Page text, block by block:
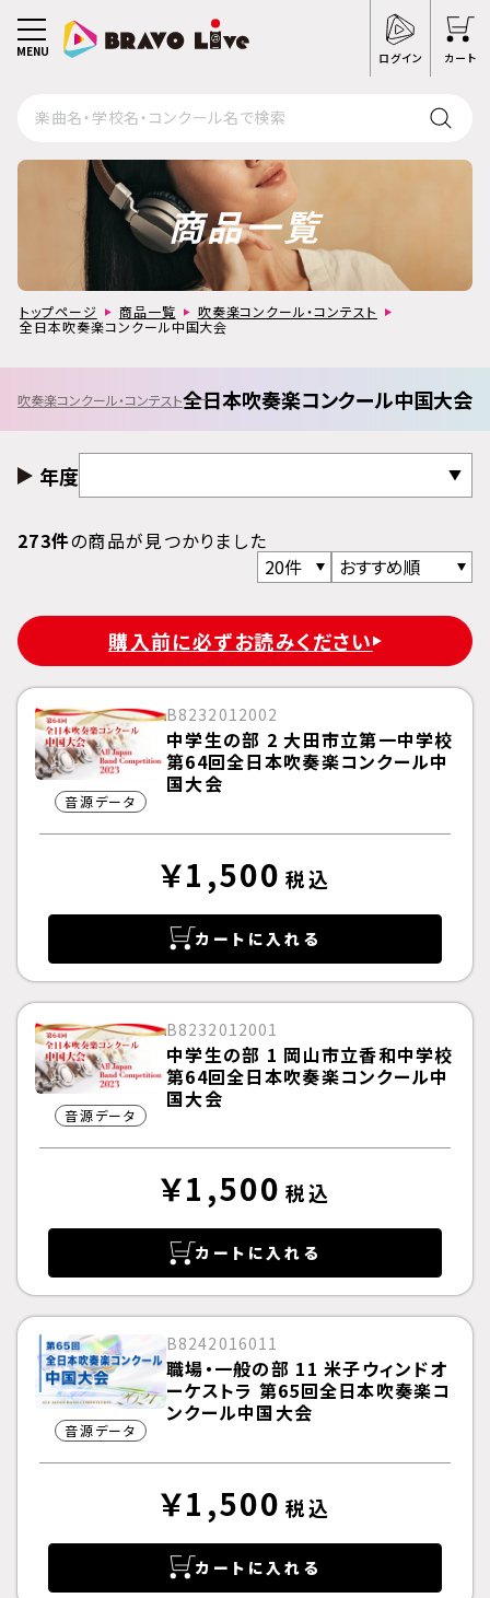
ログイン カート
MENU
商品一覧
トップページ 商品一覧
吹奏楽コンクール・コンテスト
全日本吹奏楽コンクール中国大会
吹奏楽コンクール・コンテスト全日本吹奏楽コンクール中国大会
年度
273件の商品が見つかりました
購入前に必ずお読みください
音源データ
B8232012002
中学生の部 2 大田市立第一中学校
第64回全日本吹奏楽コンクール中
国大会
￥1,500 税込
カートに入れる
音源データ
B8232012001
中学生の部 1 岡山市立香和中学校
第64回全日本吹奏楽コンクール中
国大会
￥1,500 税込
カートに入れる
音源データ
B8242016011
職場・一般の部 11 米子ウィンドオ
ーケストラ 第65回全日本吹奏楽コ
ンクール中国大会
￥1,500 税込
カートに入れる